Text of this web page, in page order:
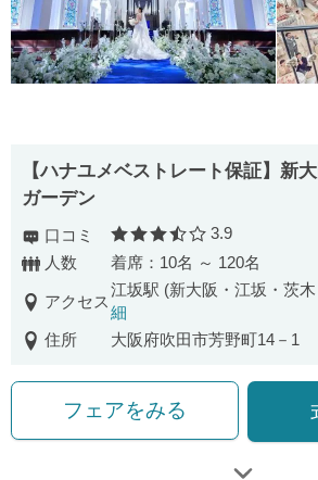
【ハナユメベストレート保証】新
ガーデン
口コミ 口コミ評価
3.9
人数
着席：10名 ～ 120名
アクセス
江坂駅 (新大阪・江坂・茨
細
住所
大阪府吹田市芳野町14－1
フェアをみる